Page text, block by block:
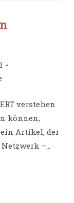
verstehen
können,
Artikel, der
Netzwerk –…